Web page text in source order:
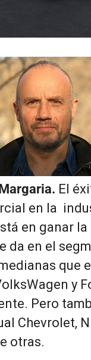
El
en la
en ganar
da en el
que
y
Pero
Chevrolet,
otras.